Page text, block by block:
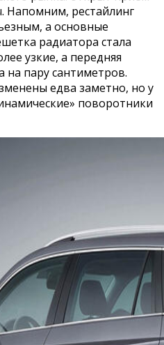
Напомним, рестайлинг
а основные
радиатора стала
узкие, а передняя
на пару сантиметров.
едва заметно, но у
поворотники